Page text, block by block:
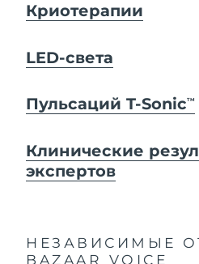
Криотерапии
LED-света
Пульсаций T-SonicTM
Клинические
экспертов
НЕЗАВИСИМЫЕ
BAZAAR VOICE